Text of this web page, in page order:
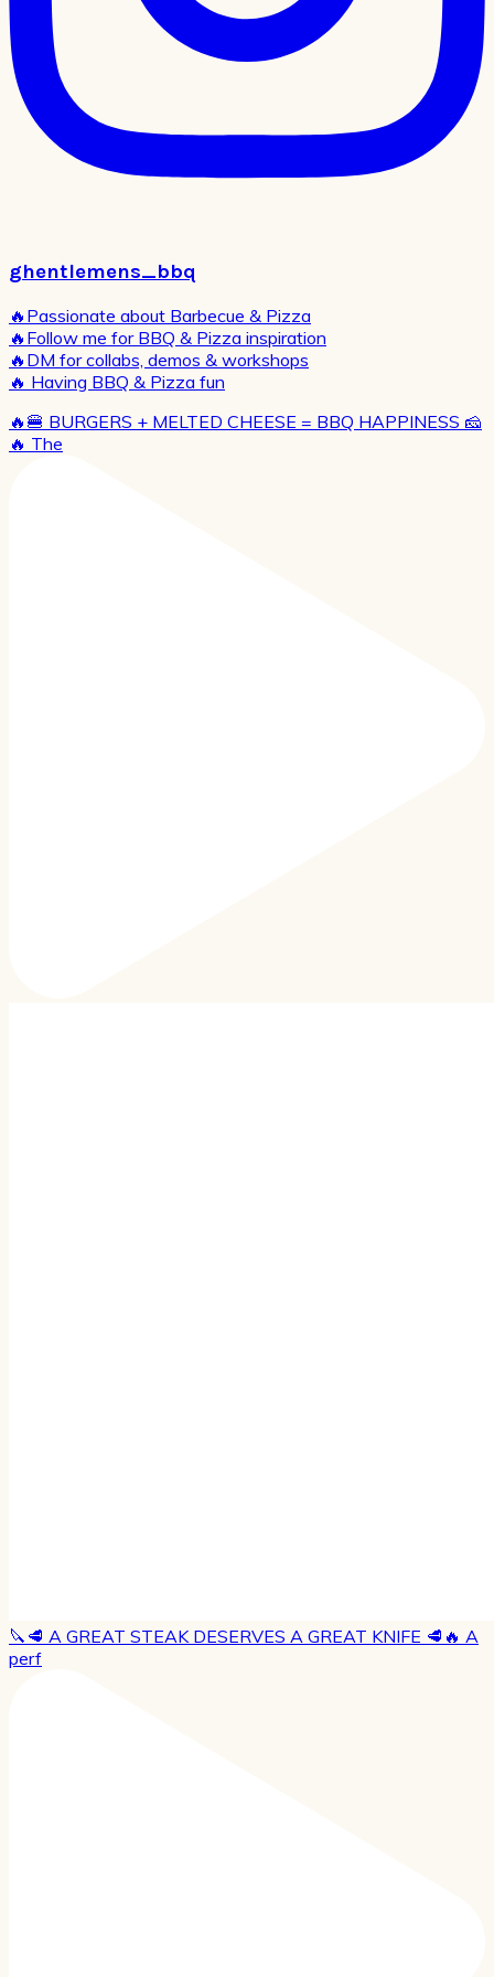
ghentlemens_bbq
🔥Passionate about Barbecue & Pizza
🔥Follow me for BBQ & Pizza inspiration
🔥DM for collabs, demos & workshops
🔥 Having BBQ & Pizza fun
🔥🍔 BURGERS + MELTED CHEESE = BBQ HAPPINESS 🧀
🔥 The
🔪🥩 A GREAT STEAK DESERVES A GREAT KNIFE 🥩🔥 A
perf